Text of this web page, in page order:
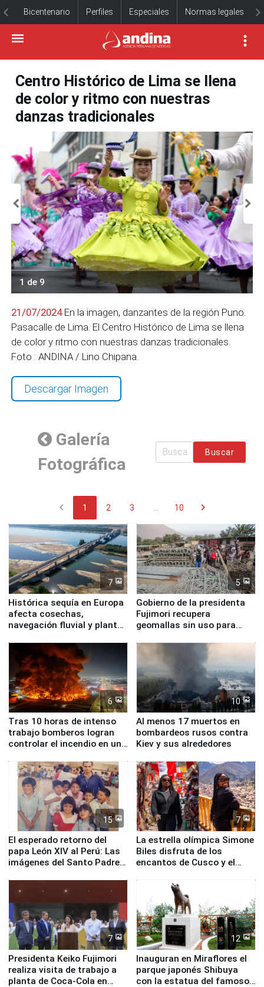
Bicentenario Perfiles Especiales Normas legales
Centro Histórico de Lima se llena
de color y ritmo con nuestras
danzas tradicionales
1 de 9
21/07/2024En la imagen, danzantes de la región Puno.
Pasacalle de Lima. El Centro Histórico de Lima se llena
de color y ritmo con nuestras danzas tradicionales.
Foto : ANDINA / Lino Chipana.
Descargar Imagen
Galería
Fotográfica
Buscar
chevron_left 1 2 3 10 chevron_right
7
Histórica sequía en Europa
afecta cosechas,
navegación fluvial y plantas
5
Gobierno de la presidenta
Fujimori recupera
geomallas sin uso para
Fenómeno El Niño
6
Tras 10 horas de intenso
trabajo bomberos logran
controlar el incendio en una
de Chile
10
Al menos 17 muertos en
bombardeos rusos contra
Kiev y sus alrededores
15
El esperado retorno del
papa León XIV al Perú: Las
imágenes del Santo Padre
7
La estrella olímpica Simone
Biles disfruta de los
encantos de Cusco y el
7
Presidenta Keiko Fujimori
realiza visita de trabajo a
planta de Coca-Cola en
12
Inauguran en Miraflores el
parque japonés Shibuya
con la estatua del famoso